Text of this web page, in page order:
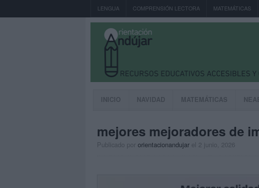
LENGUA COMPRENSIÓN LECTORA MATEMÁTICAS
INICIO NAVIDAD MATEMÁTICAS
mejores mejoradores de
Publicado por orientacionandujar el 2 junio, 2026